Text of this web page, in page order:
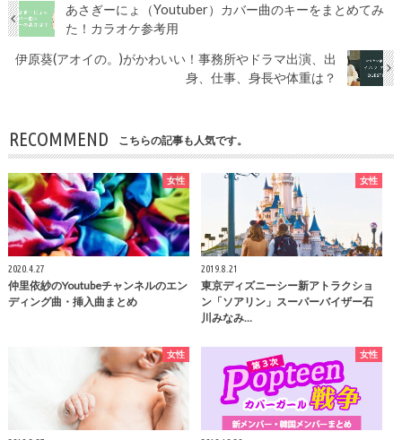
あさぎーにょ（Youtuber）カバー曲のキーをまとめてみ
た！カラオケ参考用
伊原葵(アオイの。)がかわいい！事務所やドラマ出演、出
身、仕事、身長や体重は？
RECOMMEND こちらの記事も人気です。
女性
2020.4.27
仲里依紗のYoutubeチャンネルのエン
ディング曲・挿入曲まとめ
女性
2019.8.21
東京ディズニーシー新アトラクショ
ン「ソアリン」スーパーバイザー石
川みなみ…
女性 女性